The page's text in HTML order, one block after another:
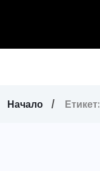
Начало Етикет: